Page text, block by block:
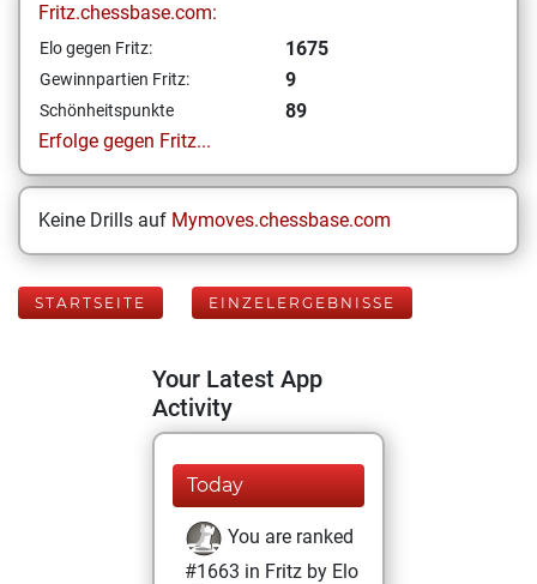
Fritz.chessbase.com:
Elo gegen Fritz: 1675
Gewinnpartien Fritz: 9
Schönheitspunkte
89
Erfolge gegen Fritz...
Keine Drills auf Mymoves.chessbase.com
STARTSEITE EINZELERGEBNISSE
Your Latest App
Activity
Today
You are ranked
#1663 in Fritz by Elo